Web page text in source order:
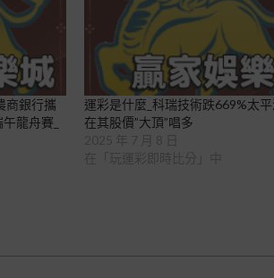
商銀行攜
龍舟賽_
運彩是什麼_科瑞技術跌669%太
在其股價”大頂”唱多